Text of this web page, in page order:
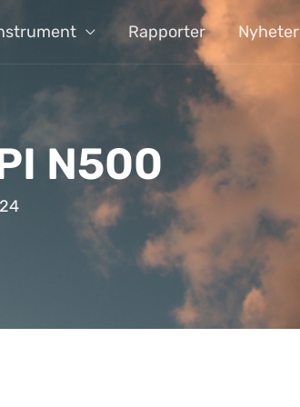
Rapporter Nyheter
N500